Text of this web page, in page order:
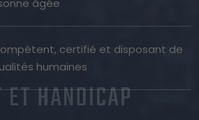
âgée
certifié et disposant de
humaines
ET HANDICAP